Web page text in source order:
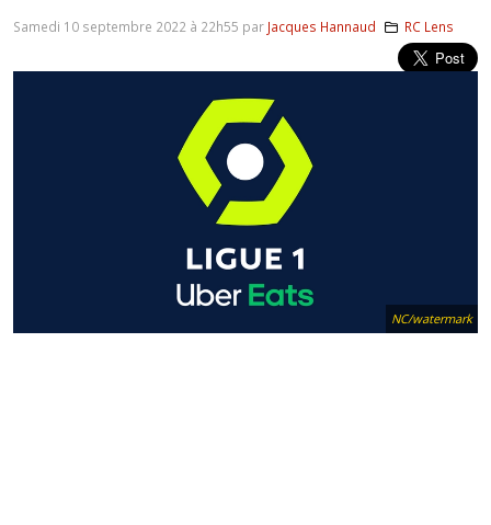
NC/watermark
Samedi 10 septembre 2022 à 22h55 par Jacques Hannaud RC Lens